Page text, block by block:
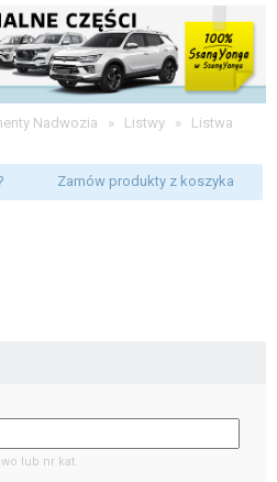
Nadwozia » Listwy » Listwa
Zamów produkty z koszyka
lub nr kat.